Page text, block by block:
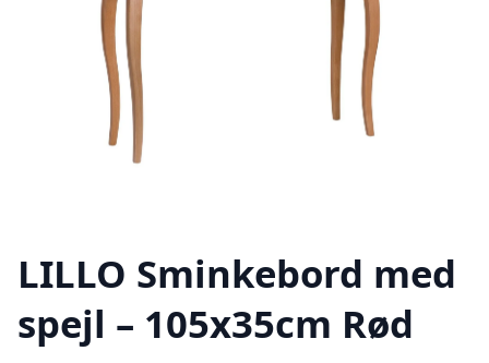
LILLO Sminkebord med
spejl – 105x35cm Rød